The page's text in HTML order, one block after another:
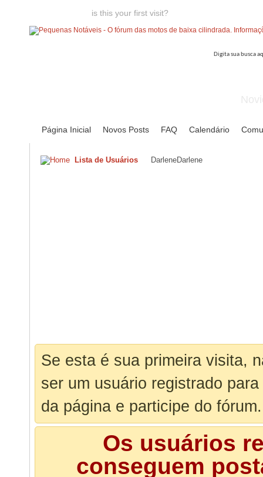
is this your first visit?
Página Inicial Novos Posts FAQ Calendário
Lista de Usuários DarleneDarlene
Se esta é sua primeira visita,
ser um usuário registrado
da página e participe do fórum.
Os usuários
conseguem